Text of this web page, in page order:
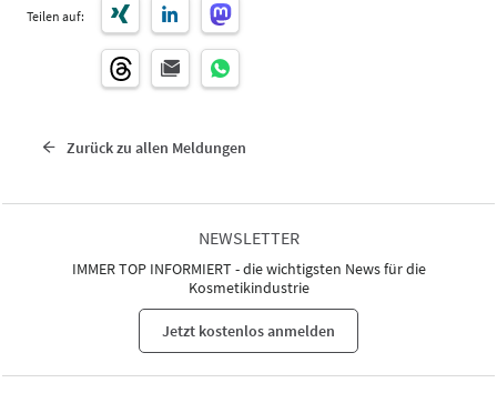
Teilen auf:
Zurück zu allen Meldungen
NEWSLETTER
IMMER TOP INFORMIERT - die wichtigsten News für die
Kosmetikindustrie
Jetzt kostenlos anmelden